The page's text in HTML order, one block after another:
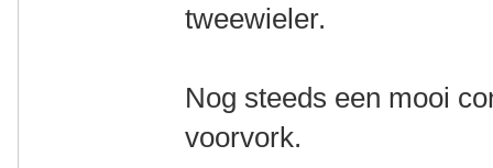
tweewieler.
Nog steeds een mooi
voorvork.